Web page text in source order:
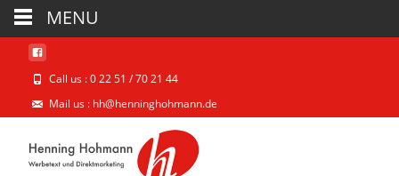
Call us : 0 22 51 / 70 21 44
Mail us : hh@henninghohmann.de
MENU